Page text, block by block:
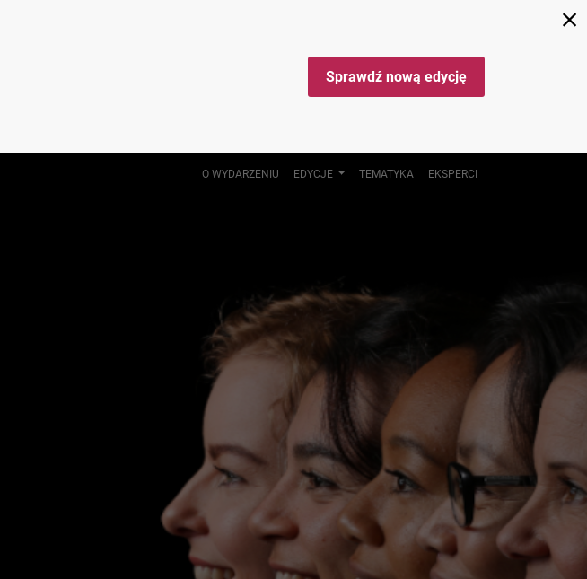
Sprawdź nową edycję
O WYDARZENIU EDYCJE TEMATYKA EKSPERCI